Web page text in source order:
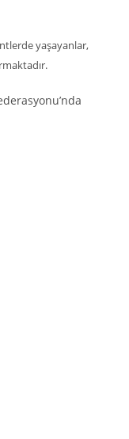
yaşayanlar,